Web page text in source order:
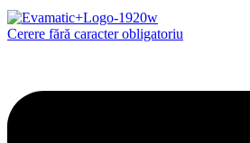
Cerere fără caracter obligatoriu